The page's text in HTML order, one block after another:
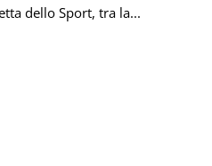
dello Sport, tra la...